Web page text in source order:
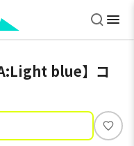
A:Light blue】コ
い